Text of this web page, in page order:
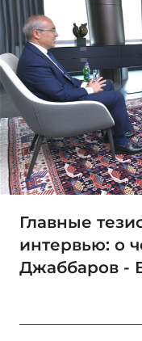
Главные
интервью: о
Джаббаров -